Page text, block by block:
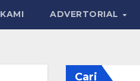
ADVERTORIAL
Cari